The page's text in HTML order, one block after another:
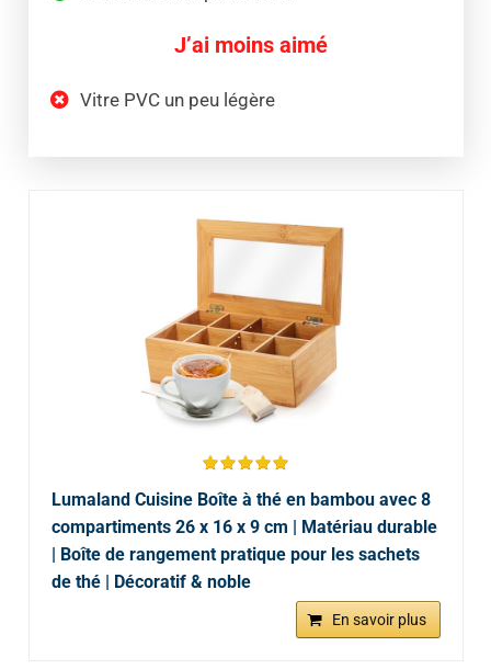
J’ai moins aimé
Vitre PVC un peu légère
Lumaland Cuisine Boîte à thé en bambou avec 8
compartiments 26 x 16 x 9 cm | Matériau durable
| Boîte de rangement pratique pour les sachets
de thé | Décoratif & noble
En savoir plus